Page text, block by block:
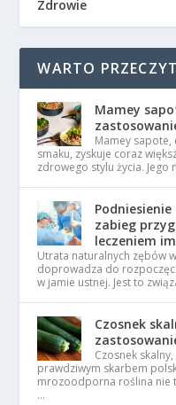
Zdrowie
WARTO
Mamey
Mamey sapote,
smaku, zyskuje coraz
zdrowego stylu życia. Jego
zabieg
leczeniem
Utrata naturalnych zębów
doprowadza do
w jamie ustnej. Jest to
Czosnek
Czosnek
prawdziwym skarbem
mrozoodporna roślina nie
…